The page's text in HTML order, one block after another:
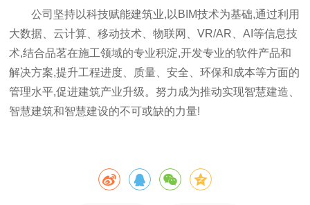
公司坚持以科技赋能建筑业,以BIM技术为基础,通过利用
大数据、云计算、移动技术、物联网、VR/AR、AI等信息技
术,结合品茗在施工领域的专业积淀,开发专业的软件产品和
解决方案,提升工程进度、质量、安全、环保和成本等方面的
管理水平,促进建筑产业升级。努力成为推动实现智慧建造、
智慧建筑和智慧建设的不可或缺的力量!